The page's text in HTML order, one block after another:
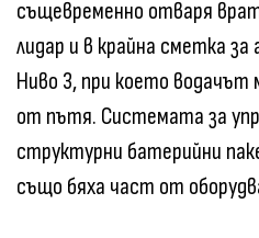
същевременно отваря
лидар и в крайна сметка
Ниво 3, при което водачът
от пътя. Системата за
структурни батерийни
също бяха част от